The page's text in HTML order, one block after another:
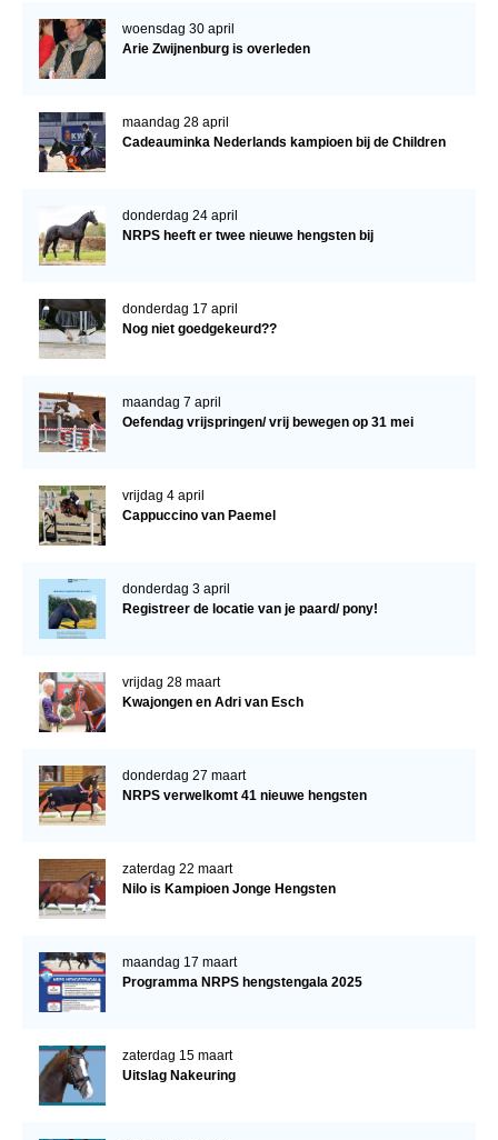
woensdag 30 april
Arie Zwijnenburg is overleden
maandag 28 april
Cadeauminka Nederlands kampioen bij de Children
donderdag 24 april
NRPS heeft er twee nieuwe hengsten bij
donderdag 17 april
Nog niet goedgekeurd??
maandag 7 april
Oefendag vrijspringen/ vrij bewegen op 31 mei
vrijdag 4 april
Cappuccino van Paemel
donderdag 3 april
Registreer de locatie van je paard/ pony!
vrijdag 28 maart
Kwajongen en Adri van Esch
donderdag 27 maart
NRPS verwelkomt 41 nieuwe hengsten
zaterdag 22 maart
Nilo is Kampioen Jonge Hengsten
maandag 17 maart
Programma NRPS hengstengala 2025
zaterdag 15 maart
Uitslag Nakeuring